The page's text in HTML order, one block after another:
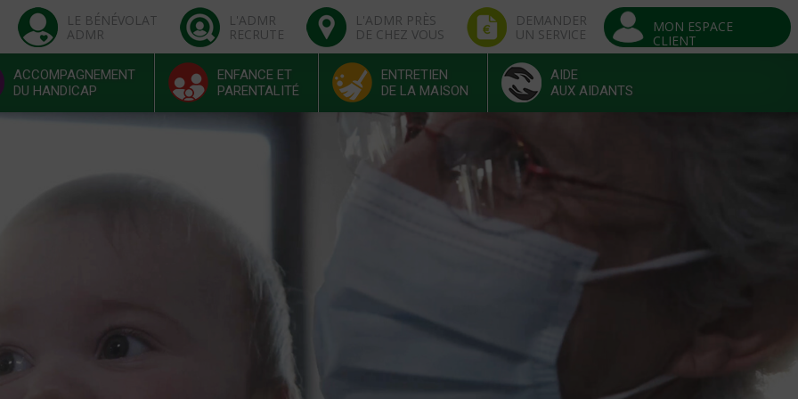
LE BÉNÉVOLAT
ADMR
L'ADMR
RECRUTE
L'ADMR PRÈS
DE CHEZ VOUS
DEMANDER
UN SERVICE
MON ESPACE
CLIENT
ACCOMPAGNEMENT
DU HANDICAP
ENFANCE ET
PARENTALITÉ
ENTRETIEN
DE LA MAISON
AIDE
AUX AIDANTS